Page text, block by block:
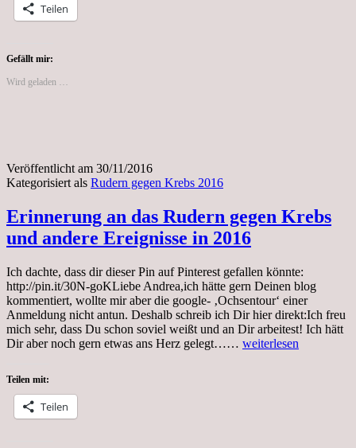
Teilen
Gefällt mir:
Wird geladen …
Veröffentlicht am 30/11/2016
Kategorisiert als Rudern gegen Krebs 2016
Erinnerung an das Rudern gegen Krebs
und andere Ereignisse in 2016
Ich dachte, dass dir dieser Pin auf Pinterest gefallen könnte:
http://pin.it/30N-goKLiebe Andrea,ich hätte gern Deinen blog
kommentiert, wollte mir aber die google- ‚Ochsentour‘ einer
Anmeldung nicht antun. Deshalb schreib ich Dir hier direkt:Ich freu
mich sehr, dass Du schon soviel weißt und an Dir arbeitest! Ich hätt
Dir aber noch gern etwas ans Herz gelegt…… Erinnerung
weiterlesen
Teilen mit:
Teilen